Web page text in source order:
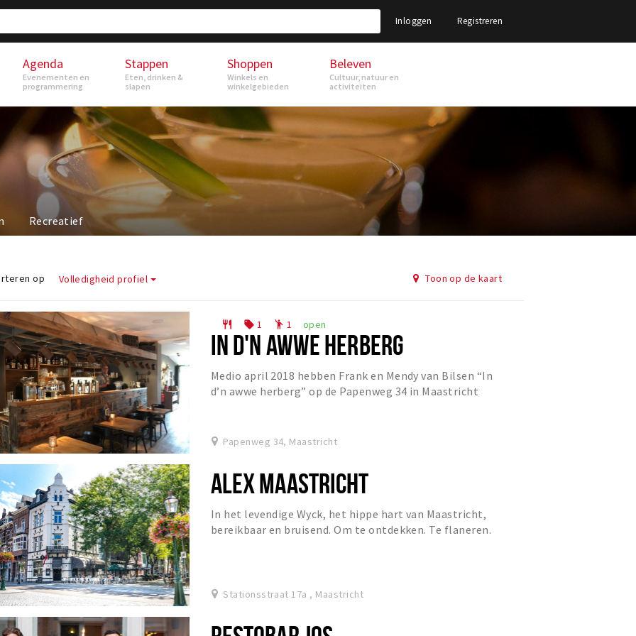
Inloggen Registreren
Agenda
Evenementen en
programmering
Stappen
Eten, drinken &
slapen
Shoppen
Winkels en
winkelgebieden
Beleven
Cultuur, natuur en
activiteiten
Recreatief
op Volledigheid profiel Toon op de kaart
restaurant local_offer 1 emoji_people 1 open
IN D'N AWWE HERBERG
Medio april 2018 hebben Frank en Mendy van Bilsen “In
d’n awwe herberg” op de Papenweg 34 in Maastricht
Papenweg 34, Maastricht
ALEX MAASTRICHT
In het levendige Wyck, het hippe hart van Maastricht,
bereikbaar en bruisend. Om te ontdekken. Te flaneren.
Stationsstraat 17a , Maastricht